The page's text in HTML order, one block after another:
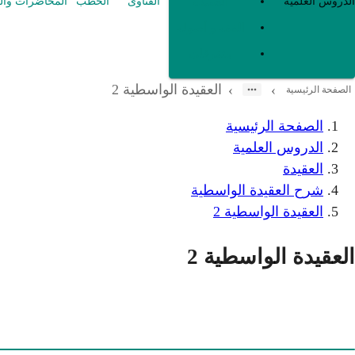
الصفحة الرئيسية ›
› العقيدة الواسطية 2
الصفحة الرئيسية
الدروس العلمية
العقيدة
شرح العقيدة الواسطية
العقيدة الواسطية 2
العقيدة الواسطية 2